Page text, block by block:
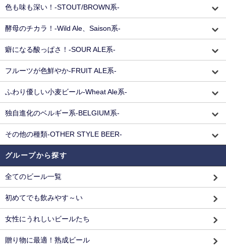
色も味も深い！-STOUT/BROWN系-
酵母のチカラ！-Wild Ale、Saison系-
癖になる酸っぱさ！-SOUR ALE系-
フルーツが色鮮やか-FRUIT ALE系-
ふわり優しい小麦ビール-Wheat Ale系-
独自進化のベルギー系-BELGIUM系-
その他の種類-OTHER STYLE BEER-
グループから探す
全てのビール一覧
初めてでも飲みやす～い
女性にうれしいビールたち
贈り物に最適！熟成ビール